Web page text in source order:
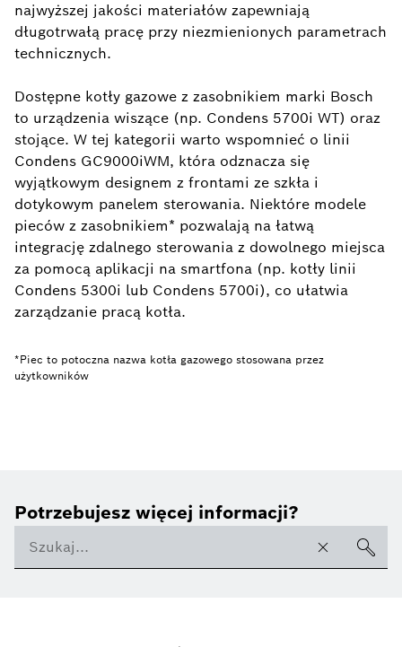
najwyższej jakości materiałów zapewniają
długotrwałą pracę przy niezmienionych parametrach
technicznych.
Dostępne kotły gazowe z zasobnikiem marki Bosch
to urządzenia wiszące (np. Condens 5700i WT) oraz
stojące. W tej kategorii warto wspomnieć o linii
Condens GC9000iWM, która odznacza się
wyjątkowym designem z frontami ze szkła i
dotykowym panelem sterowania. Niektóre modele
pieców z zasobnikiem* pozwalają na łatwą
integrację zdalnego sterowania z dowolnego miejsca
za pomocą aplikacji na smartfona (np. kotły linii
Condens 5300i lub Condens 5700i), co ułatwia
zarządzanie pracą kotła.
*Piec to potoczna nazwa kotła gazowego stosowana przez
użytkowników
Potrzebujesz więcej informacji?